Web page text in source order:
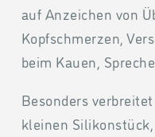
auf Anzeichen von
Kopfschmerzen,
beim Kauen,
Besonders
kleinen